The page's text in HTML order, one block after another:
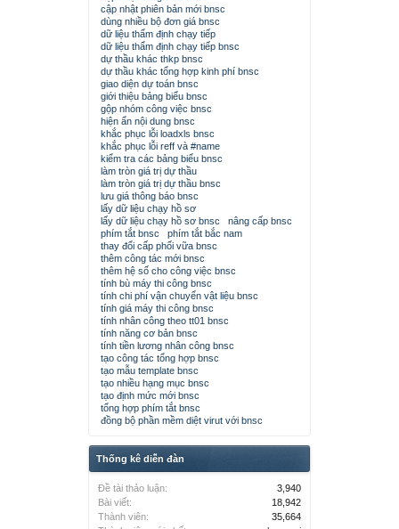
cập nhật phiên bản mới bnsc
dùng nhiều bộ đơn giá bnsc
dữ liệu thẩm định chạy tiếp
dữ liệu thẩm định chạy tiếp bnsc
dự thầu khác thkp bnsc
dự thầu khác tổng hợp kinh phí bnsc
giao diện dự toán bnsc
giới thiệu bảng biểu bnsc
gộp nhóm công việc bnsc
hiện ẩn nội dung bnsc
khắc phục lỗi loadxls bnsc
khắc phục lỗi reff và #name
kiểm tra các bảng biểu bnsc
làm tròn giá trị dự thầu
làm tròn giá trị dự thầu bnsc
lưu giá thông báo bnsc
lấy dữ liệu chạy hồ sơ
lấy dữ liệu chạy hồ sơ bnsc
nâng cấp bnsc
phím tắt bnsc
phím tắt bắc nam
thay đổi cấp phối vữa bnsc
thêm công tác mới bnsc
thêm hệ số cho công việc bnsc
tính bù máy thi công bnsc
tính chi phí vận chuyển vật liệu bnsc
tính giá máy thi công bnsc
tính nhân công theo tt01 bnsc
tính năng cơ bản bnsc
tính tiền lương nhân công bnsc
tạo công tác tổng hợp bnsc
tạo mẫu template bnsc
tạo nhiều hạng mục bnsc
tạo định mức mới bnsc
tổng hợp phím tắt bnsc
đồng bộ phần mềm diệt virut với bnsc
Thống kê diễn đàn
Đề tài thảo luận:
3,940
Bài viết:
18,942
Thành viên:
35,664